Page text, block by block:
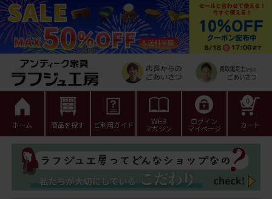
ホーム 商品を探す ご利用ガイド WEB
マガジン
ログイン
マイページ カート
0